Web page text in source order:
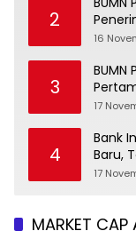
2
16
3
BUMN
17
4
Bank
Baru,
17
MARKET CAP